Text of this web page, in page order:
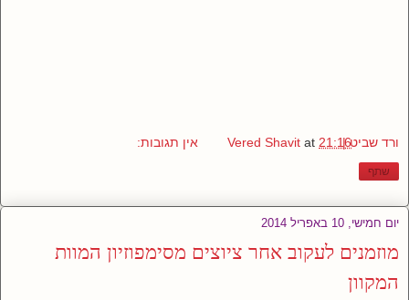
ורד שביט | Vered Shavit at21:16 אין תגובות:
שתף
יום חמישי, 10 באפריל 2014
מוזמנים לעקוב אחר ציוצים מסימפוזיון המוות
המקוון